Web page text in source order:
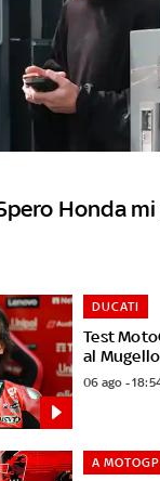
Honda
Test
al
DUCATI
06 ago -
A